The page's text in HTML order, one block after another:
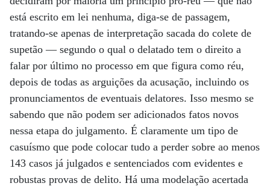
está escrito em lei nenhuma, diga-se de passagem,
tratando-se apenas de interpretação sacada do colete de
supetão — segundo o qual o delatado tem o direito a
falar por último no processo em que figura como réu,
depois de todas as arguições da acusação, incluindo os
pronunciamentos de eventuais delatores. Isso mesmo se
sabendo que não podem ser adicionados fatos novos
nessa etapa do julgamento. É claramente um tipo de
casuísmo que pode colocar tudo a perder sobre ao menos
143 casos já julgados e sentenciados com evidentes e
robustas provas de delito. Há uma modelação acertada